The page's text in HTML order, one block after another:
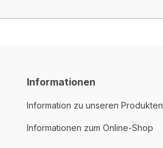
Informationen
Information zu unseren Produkten
Informationen zum Online-Shop